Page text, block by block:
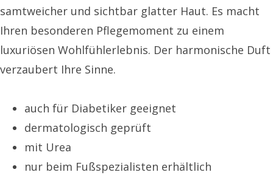
samtweicher und sichtbar glatter Haut. Es macht
Ihren besonderen Pflegemoment zu einem
luxuriösen Wohlfühlerlebnis. Der harmonische Duft
verzaubert Ihre Sinne.
auch für Diabetiker geeignet
dermatologisch geprüft
mit Urea
nur beim Fußspezialisten erhältlich